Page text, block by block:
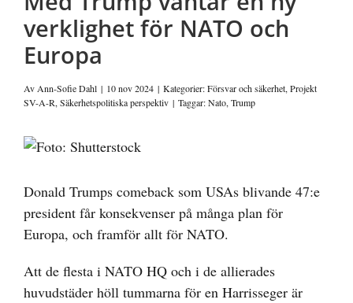
verklighet för NATO och
Europa
AvAnn-Sofie Dahl | 10 nov 2024 | Kategorier:Försvar och säkerhet,Projekt
SV-A-R,Säkerhetspolitiska perspektiv | Taggar:Nato,Trump
Visa
bild
Donald Trumps comeback som USAs blivande 47:e
president får konsekvenser på många plan för
Europa, och framför allt för NATO.
Att de flesta i NATO HQ och i de allierades
huvudstäder höll tummarna för en Harrisseger är